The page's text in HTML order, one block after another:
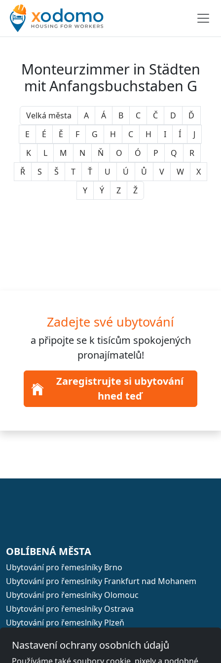
Monteurzimmer in Städten
mit Anfangsbuchstaben G
Velká města A Á B C Č D
Ď
E
É Ě F G H C H I Í
J
K
L M N Ň O Ó P Q
R
Ř
S Š T Ť U Ú Ů V W
X
Y
Ý Z Ž
Zadejte své ubytování
a připojte se ktisícům spokojených
pronajímatelů!
Zaregistrujte si ubytování
hned teď
OBLÍBENÁ MĚSTA
Ubytování pro řemeslníky Brno
Ubytování pro řemeslníky Frankfurt nad Mohanem
Ubytování pro řemeslníky Olomouc
Ubytování pro řemeslníky Ostrava
Ubytování pro řemeslníky Plzeň
Nastavení ochrany osobních údajů